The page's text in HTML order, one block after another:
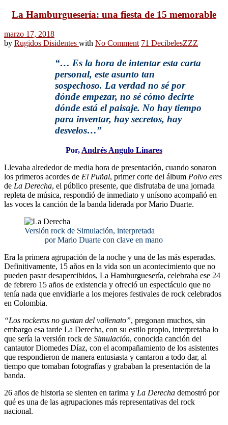
La Hamburguesería: una fiesta de 15 memorable
marzo 17, 2018
by Rugidos Disidentes with No Comment 71 DecibelesZZZ
“… Es la hora de intentar esta carta
personal, este asunto tan
sospechoso. La verdad no sé por
dónde empezar, no sé cómo decirte
dónde está el paisaje. No hay tiempo
para inventar, hay secretos, hay
desvelos…”
Por, Andrés Angulo Linares
Llevaba alrededor de media hora de presentación, cuando sonaron
los primeros acordes de El Puñal, primer corte del álbum Polvo eres
de La Derecha, el público presente, que disfrutaba de una jornada
repleta de música, respondió de inmediato y unísono acompañó en
las voces la canción de la banda liderada por Mario Duarte.
Versión rock de Simulación, interpretada
por Mario Duarte con clave en mano
Era la primera agrupación de la noche y una de las más esperadas.
Definitivamente, 15 años en la vida son un acontecimiento que no
pueden pasar desapercibidos, La Hamburguesería, celebraba ese 24
de febrero 15 años de existencia y ofreció un espectáculo que no
tenía nada que envidiarle a los mejores festivales de rock celebrados
en Colombia.
“Los rockeros no gustan del vallenato”, pregonan muchos, sin
embargo esa tarde La Derecha, con su estilo propio, interpretaba lo
que sería la versión rock de Simulación, conocida canción del
cantautor Diomedes Díaz, con el acompañamiento de los asistentes
que respondieron de manera entusiasta y cantaron a todo dar, al
tiempo que tomaban fotografías y grababan la presentación de la
banda.
26 años de historia se sienten en tarima y La Derecha demostró por
qué es una de las agrupaciones más representativas del rock
nacional.